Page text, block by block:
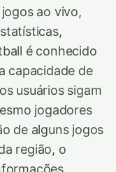
ao vivo,
é conhecido
capacidade de
usuários sigam
jogadores
de alguns jogos
região, o